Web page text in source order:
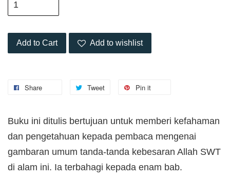
Add to Cart Add to wishlist
Share Tweet Pin it
Buku ini ditulis bertujuan untuk memberi kefahaman
dan pengetahuan kepada pembaca mengenai
gambaran umum tanda-tanda kebesaran Allah SWT
di alam ini. Ia terbahagi kepada enam bab.